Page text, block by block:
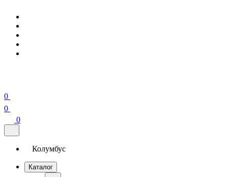
0
0
0
Колумбус
Каталог